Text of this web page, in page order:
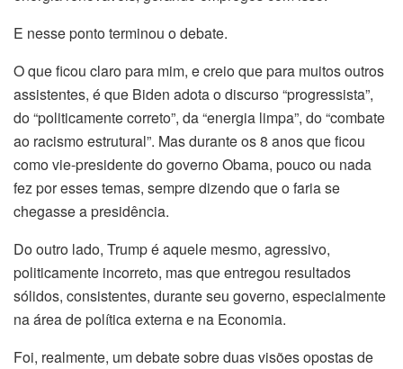
E nesse ponto terminou o debate.
O que ficou claro para mim, e creio que para muitos outros
assistentes, é que Biden adota o discurso “progressista”,
do “politicamente correto”, da “energia limpa”, do “combate
ao racismo estrutural”. Mas durante os 8 anos que ficou
como vie-presidente do governo Obama, pouco ou nada
fez por esses temas, sempre dizendo que o faria se
chegasse a presidência.
Do outro lado, Trump é aquele mesmo, agressivo,
politicamente incorreto, mas que entregou resultados
sólidos, consistentes, durante seu governo, especialmente
na área de política externa e na Economia.
Foi, realmente, um debate sobre duas visões opostas de